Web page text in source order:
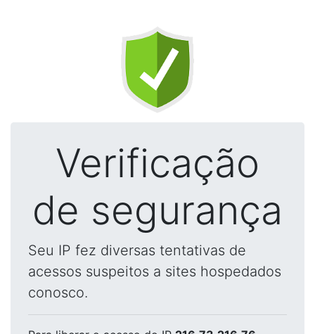
Verificação
de segurança
Seu IP fez diversas tentativas de
acessos suspeitos a sites hospedados
conosco.